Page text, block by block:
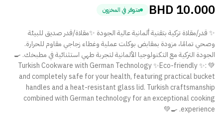
BHD10.000 متوفر في المخزون
✨ قدر/مقلاة تركية بتقنية ألمانية عالية الجودة ✨مقلاة/قدر صديق للبيئة
وصحي تمامًا، مزودة بمقابض بوكلت عملية وغطاء زجاجي مقاوم للحرارة.
الجودة التركية مع التكنولوجيا الألمانية لتجربة طهي استثنائية في مطبخك. 🍳
💚 :✨ Turkish Cookware with German Technology ✨Eco-friendly
and completely safe for your health, featuring practical bucket
handles and a heat-resistant glass lid. Turkish craftsmanship
combined with German technology for an exceptional cooking
experience. 🍳💚